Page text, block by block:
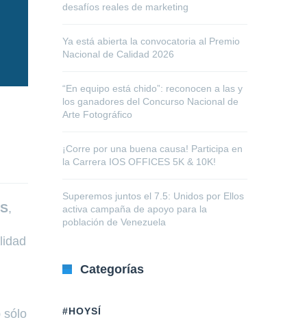
,
sólo
desafíos reales de marketing
Ya está abierta la convocatoria al Premio
Nacional de Calidad 2026
“En equipo está chido”: reconocen a las y
los ganadores del Concurso Nacional de
Arte Fotográfico
¡Corre por una buena causa! Participa en
la Carrera IOS OFFICES 5K & 10K!
Superemos juntos el 7.5: Unidos por Ellos
activa campaña de apoyo para la
población de Venezuela
Categorías
#HOYSÍ